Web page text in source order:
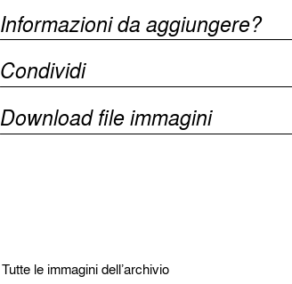
Informazioni da aggiungere?
Condividi
Download file immagini
Tutte le immagini dell’archivio